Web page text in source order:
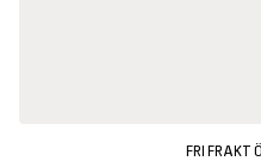
FRI FRAKT